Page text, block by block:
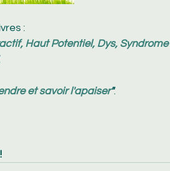
:
Haut Potentiel, Dys, Syndrome
et savoir l'apaiser".